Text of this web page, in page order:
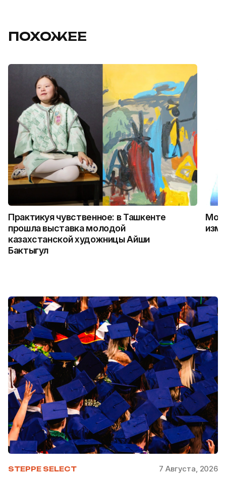
ПОХОЖЕЕ
Практикуя чувственное: в Ташкенте
прошла выставка молодой
казахстанской художницы Айши
Бактыгул
STEPPE SELECT 7 Августа, 2026